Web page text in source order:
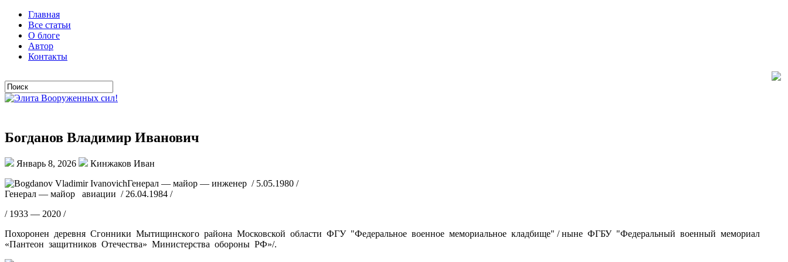
Главная
Все статьи
О блоге
Автор
Контакты
Богданов Владимир Иванович
Январь 8, 2026
Кинжаков Иван
Генерал — майор — инженер / 5.05.1980 /
Генерал — майор авиации / 26.04.1984 /
/ 1933 — 2020 /
Похоронен деревня Сгонники Мытищинского района Московской области ФГУ "Федеральное военное мемориальное кладбище" / ныне ФГБУ "Федеральный военный мемориал
«Пантеон защитников Отечества» Министерства обороны РФ»/.